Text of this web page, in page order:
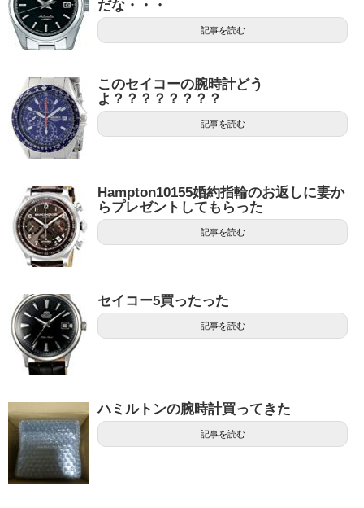
だな・・・
記事を読む
このセイコーの腕時計どう
よ？？？？？？？？
記事を読む
Hampton10155婚約指輪のお返しに妻か
らプレゼントしてもらった
記事を読む
セイコー5買ったった
記事を読む
ハミルトンの腕時計買ってきた
記事を読む